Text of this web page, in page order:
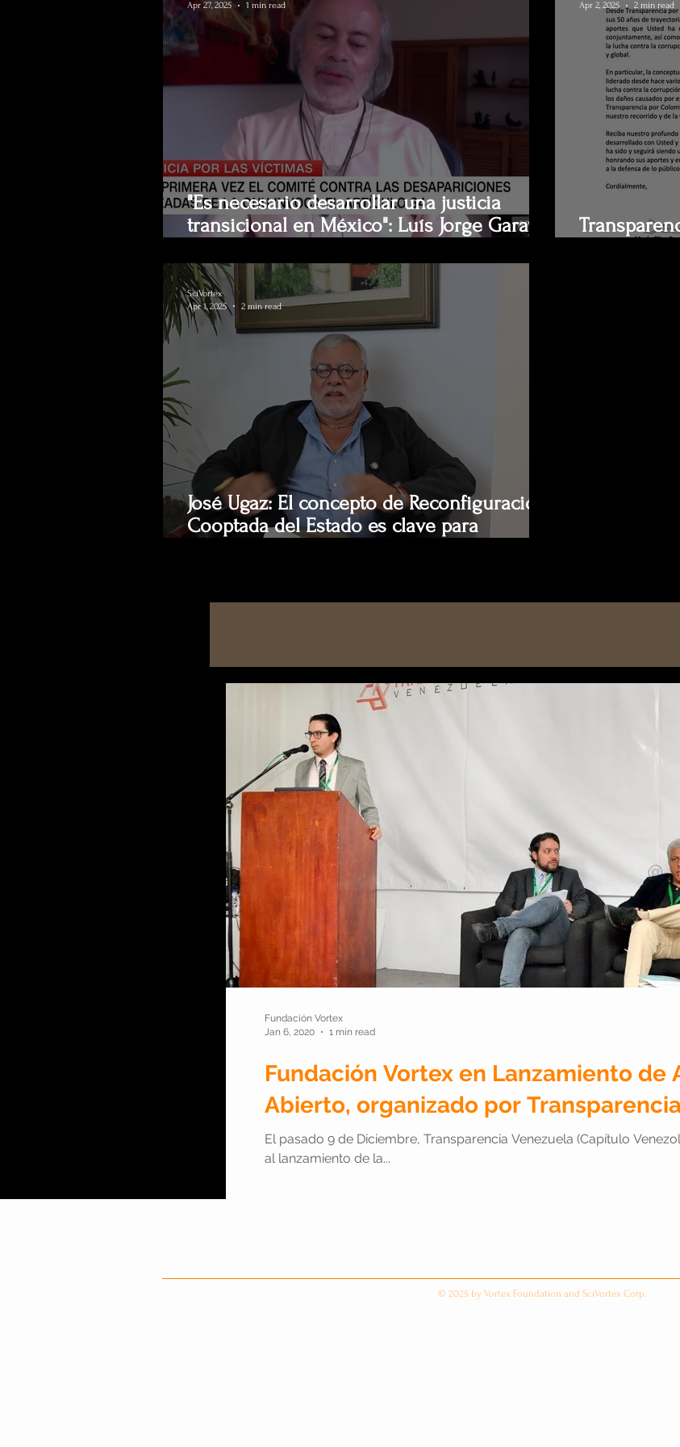
"Es necesario desarrollar una justicia
transicional en México": Luís Jorge Garay
Apr 27, 2025
1 min read
Apr 2, 2025
2 min read
José Ugaz: El concepto de Reconfiguración
Cooptada del Estado es clave para
SciVortex
Apr 1, 2025
2 min read
Fundación Vortex en Lanzamiento de
Abierto, organizado por
El pasado 9 de Diciembre, Transparencia Venezuela (Capítulo Venezolano
al lanzamiento de la...
Fundación Vortex
Jan 6, 2020
1 min read
© 2025 by Vortex Foundation and SciVortex Corp.